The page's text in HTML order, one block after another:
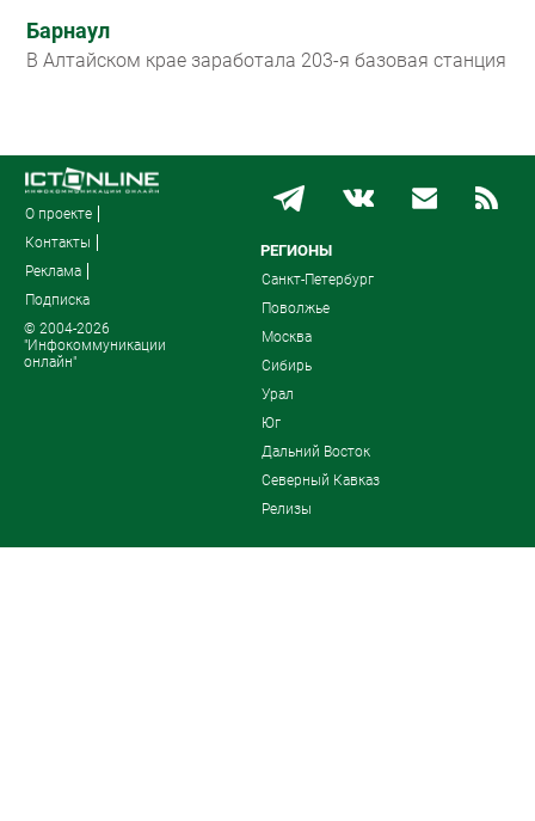
Барнаул
В Алтайском крае заработала 203-я базовая станция
О проекте
Контакты
Реклама
Подписка
© 2004-2026
"Инфокоммуникации
онлайн"
РЕГИОНЫ
Санкт-Петербург
Поволжье
Москва
Сибирь
Урал
Юг
Дальний Восток
Северный Кавказ
Релизы